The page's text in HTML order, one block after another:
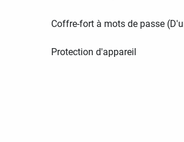
Coffre-fort à mots de passe
Protection d'appareil